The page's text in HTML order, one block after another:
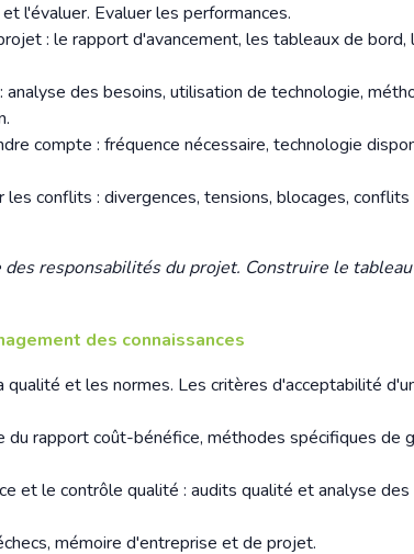
l'évaluer. Evaluer les performances.
: le rapport d'avancement, les tableaux de bord,
analyse des besoins, utilisation de technologie,
compte : fréquence nécessaire, technologie
les conflits : divergences, tensions, blocages, conflits
responsabilités du projet. Construire le
des connaissances
qualité et les normes. Les critères d'acceptabilité
du rapport coût-bénéfice, méthodes spécifiques de
et le contrôle qualité : audits qualité et analyse des
mémoire d'entreprise et de projet.